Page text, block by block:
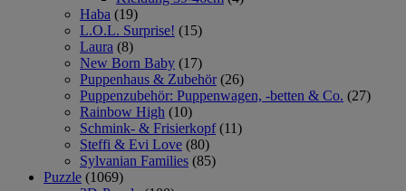
Haba (19)
L.O.L. Surprise! (15)
Laura (8)
New Born Baby (17)
Puppenhaus & Zubehör (26)
Puppenzubehör: Puppenwagen, -betten & Co. (27)
Rainbow High (10)
Schmink- & Frisierkopf (11)
Steffi & Evi Love (80)
Sylvanian Families (85)
Puzzle (1069)